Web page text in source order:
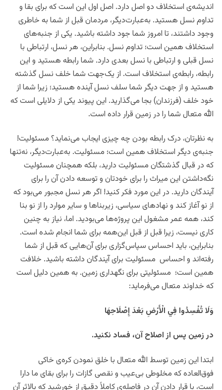
اندیشه‌ی استخلاف دو اصل دارد. اصل اول این است که برای بقا و
تداوم نسل هستید. به‌عبارت‌دیگر، مردمان قبل از شما به خاطری
وجود داشتند، تا امروز شما جود داشته باشید. یکی از جنبه‌های
استخلاف همین است؛ تداوم نسل. بنابراین، هر نسل، ارتباطی با
نسل قبلی و ارتباطی با نسل بعدی دارد. شما رابطه هستید و این
رابطه، رابطه‌ی استخلاف است. از یک‌جهت شما خلف نسل گذشته
هستید و از جهت دیگر شما سلف نسل آینده هستید؛ زیرا شما از
خود خلف (فرزندان) بجا می‌گذارید. این پیوند یکی از دلایلی است که
الله متعال شما را در زمین قرار داده است.
به نظرتان، درک رابطه بودن چه چیزی ایجاب می‌نماید؟ مسئولیت!
جنبه‌ی دیگر استخلاف همین است؛ مسئولیت. به‌عبارت‌دیگر، نه‌تنها
که در قبال گذشتگان مسئولیت دارید، بلکه همچنان مسئولیت
نگه‌داشتن این میراث را برای خودتان و توسعه دادن آن را برای
آیندگان دارید. در این مورد فکر کنید! اگر هر نسل مجبور می‌بود که
از نو آغاز کند و نهادهای سیاسی، زیربناها و سایر موارد را از نو بنا
کند، همه عمر مشغول این پروژه‌ها می‌بودید. اما، نیاز به چنین
کاری نیست، زیرا قبل از قبل این‌همه برای شما انجام شده است.
بنابراین، باید احساس سپاس‌گزاری برای آن‌هایی که قبل از شما
رفته‌اند و احساس مسئولیت برای آیندگان داشته باشید. خلافت
همین است؛ مسئولیتی برای نگهداری زمین. به همین دلیل است
که خداوند متعال می‌فرماید:
وَلَا تُفْسِدُوا فِي الْأَرْضِ بَعْدَ إِصْلَاحِهَا
در زمین پس از اصلاح آن، فساد نکنید.
ابتدا این زمین توسط الله متعال با خلق نمودن کره‌ی خاکی
فوق‌العاده که مخلوطی بی‌عیب و نقصی گازات را برای بقای ما دارا
است، با قرار دادن آن در فاصله‌ی کاملاً دقیق از خورشید که بالاثر آن